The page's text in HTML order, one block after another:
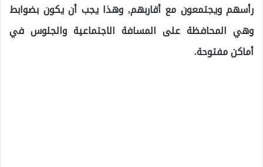
رأسهم ويجتمعون مع أقاربهم, وهذا يجب أن يكون بضوابط
وهي المحافظة على المسافة الاجتماعية والجلوس في
أماكن مفتوحة.